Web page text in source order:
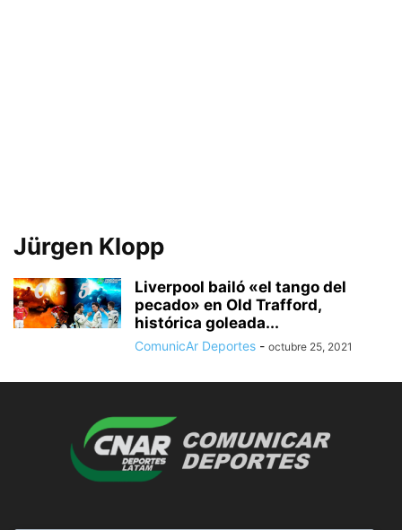
Jürgen Klopp
Liverpool bailó «el tango del
pecado» en Old Trafford,
histórica goleada...
ComunicAr Deportes - octubre 25, 2021